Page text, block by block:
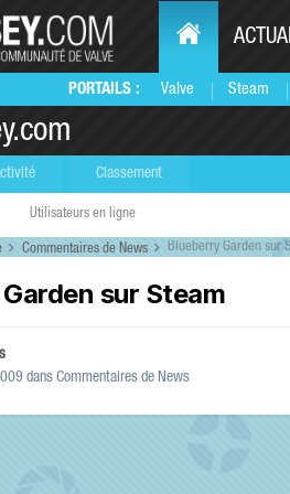
PORTAILS : Valve Steam
Utilisateurs en ligne
Classement
Commentaires de News Blueberry Garden sur
sur Steam
dans Commentaires de News